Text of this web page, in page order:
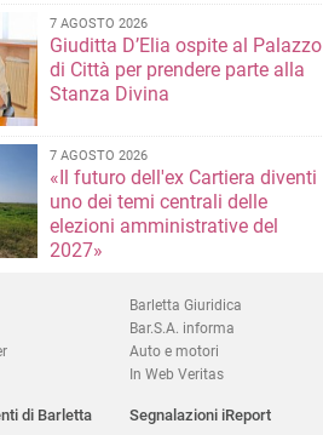
7 AGOSTO 2026
Giuditta D’Elia ospite al Palazzo
di Città per prendere parte alla
Stanza Divina
7 AGOSTO 2026
«Il futuro dell'ex Cartiera diventi
uno dei temi centrali delle
elezioni amministrative del
2027»
di Barletta
Barletta Giuridica
Bar.S.A. informa
Auto e motori
In Web Veritas
Segnalazioni iReport